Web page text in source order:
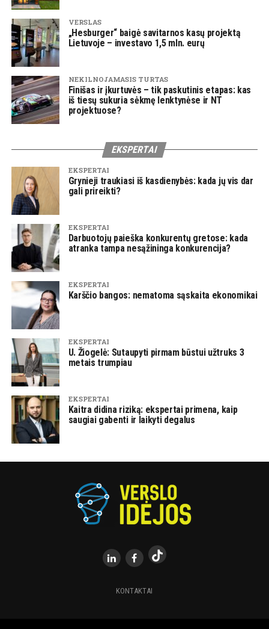
VERSLAS
„Hesburger“ baigė savitarnos kasų projektą
Lietuvoje – investavo 1,5 mln. eurų
NEKILNOJAMASIS TURTAS
Finišas ir įkurtuvės – tik paskutinis etapas: kas
iš tiesų sukuria sėkmę lenktynėse ir NT
projektuose?
EKSPERTAI
EKSPERTAI
Grynieji traukiasi iš kasdienybės: kada jų vis dar
gali prireikti?
EKSPERTAI
Darbuotojų paieška konkurentų gretose: kada
atranka tampa nesąžininga konkurencija?
EKSPERTAI
Karščio bangos: nematoma sąskaita ekonomikai
EKSPERTAI
U. Žiogelė: Sutaupyti pirmam būstui užtruks 3
metais trumpiau
EKSPERTAI
Kaitra didina riziką: ekspertai primena, kaip
saugiai gabenti ir laikyti degalus
KONTAKTAI